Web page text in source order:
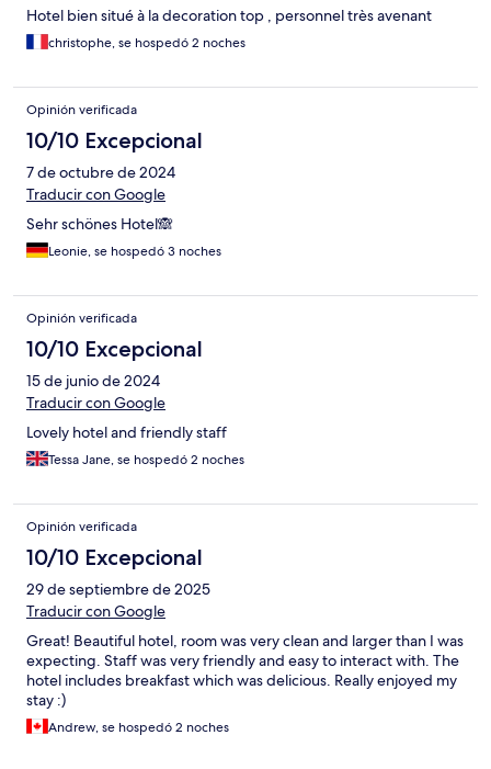
Hotel bien situé à la decoration top , personnel très avenant
christophe, se hospedó 2 noches
Opinión verificada
10/10 Excepcional
7 de octubre de 2024
Traducir con Google
Sehr schönes Hotel🙈
Leonie, se hospedó 3 noches
Opinión verificada
10/10 Excepcional
15 de junio de 2024
Traducir con Google
Lovely hotel and friendly staff
Tessa Jane, se hospedó 2 noches
Opinión verificada
10/10 Excepcional
29 de septiembre de 2025
Traducir con Google
Great! Beautiful hotel, room was very clean and larger than I was
expecting. Staff was very friendly and easy to interact with. The
hotel includes breakfast which was delicious. Really enjoyed my
stay :)
Andrew, se hospedó 2 noches